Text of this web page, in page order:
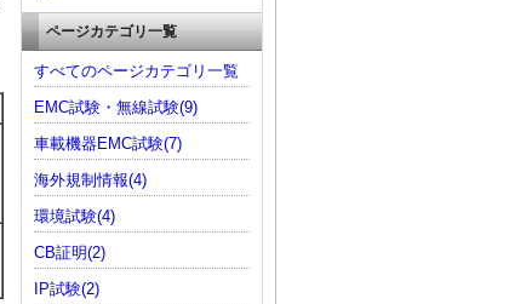
ページカテゴリ一覧
すべてのページカテゴリ一覧
EMC試験・無線試験(9)
車載機器EMC試験(7)
海外規制情報(4)
環境試験(4)
CB証明(2)
IP試験(2)